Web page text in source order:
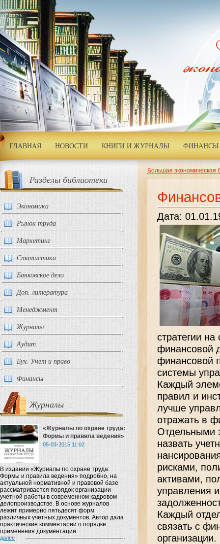
ГЛАВНАЯ НОВОСТИ КНИГИ И ЖУРНАЛЫ ФИНАНСЫ
Разделы библиотеки
Экономика
Рынок труда
Маркетинг
Статистика
Банковское дело
Доп. литература
Менеджмент
Журналы
Аудит
Бух. Учет и право
Финансы
Журналы
«Журналы по охране труда:
Формы и правила ведения»
05-03-2015 11:02
В издании «Журналы по охране труда:
Формы и правила ведения» подробно, на
актуальной нормативной и правовой базе
рассматривается порядок организации
учетной работы в современном кадровом
делопроизводстве. В основе журналов
лежит примерно пятьдесят форм
различных учетных документов. Автор дала
практические комментарии о порядке
применения документации.
далее
Большая экономическая
Дата:
стратегии
финансовой
финансовой
системы
Каждый
правил и
лучше
отражать в
Отдельными
назвать
рисками,
активами,
управления
Каждый
связать с
организации.